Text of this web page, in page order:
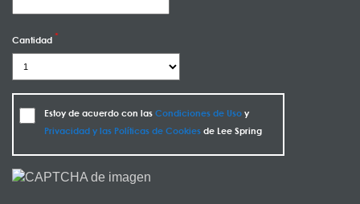
Cantidad
Estoy de acuerdo con las Condiciones de Usoy
Privacidad y las Políticas de Cookiesde Lee Spring